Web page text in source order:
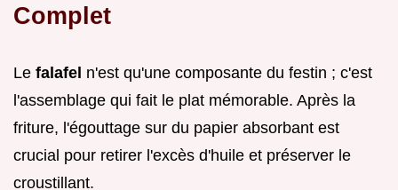
Complet
Le falafel n'est qu'une composante du festin ; c'est
l'assemblage qui fait le plat mémorable. Après la
friture, l'égouttage sur du papier absorbant est
crucial pour retirer l'excès d'huile et préserver le
croustillant.